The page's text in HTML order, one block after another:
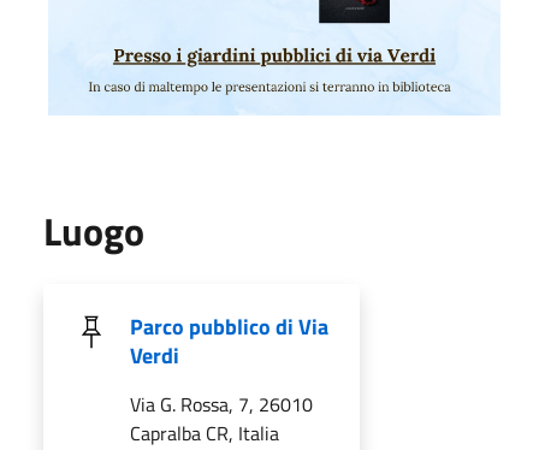
Luogo
Parco pubblico di Via
Verdi
Via G. Rossa, 7, 26010
Capralba CR, Italia